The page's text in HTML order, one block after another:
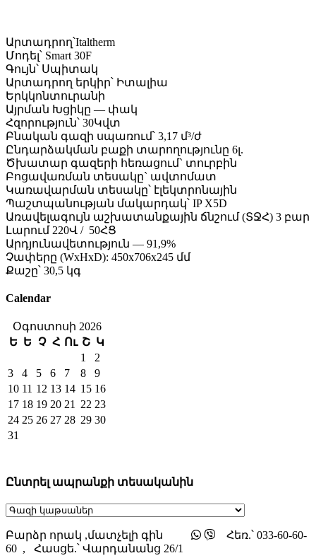
Արտադրող՝Italtherm
Մոդել՝ Smart 30F
Գույն՝ Սպիտակ
Արտադրող երկիր՝ Իտալիա
Երկկոնտուրանի
Այրման Խցիկը — փակ
Հզորություն՝ 30Կվտ
Բնական գազի սպառում՝ 3,17 մ³/ժ
Ընդարձակման բաքի տարողությունը 6լ.
Ծխատար գազերի հեռացում` տուրբին
Բոցավառման տեսակը` ավտոմատ
Կառավարման տեսակը՝ էլեկտրոնային
Պաշտպանության մակարդակ՝ IP X5D
Առավելագույն աշխատանքային ճնշում (ՏՋՀ) 3 բար
Լարում 220Վ / 50ՀՑ
Արդյունավետություն — 91,9%
Չափերը (WxHxD): 450x706x245 մմ
Քաշը՝ 30,5 կգ
Calendar
Օգոստոսի 2026
Ե Ե Չ Հ Ու Շ Կ
1
2
3
4 5 6 7 8
9
10 11 12 13 14 15 16
17 18 19 20 21 22 23
24 25 26 27 28 29 30
31
Ընտրել ապրանքի տեսականին
Բարձր որակ ,մատչելի գին
Հեռ.՝ 033-60-60-
60 , Հասցե.՝ Վարդանանց 26/1